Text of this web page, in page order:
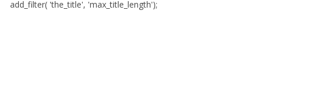
add_filter( 'the_title', 'max_title_length');